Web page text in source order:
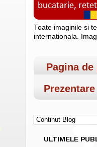
Toate imaginile si
internationala.
Pagina
Prezentare
ULTIMELE